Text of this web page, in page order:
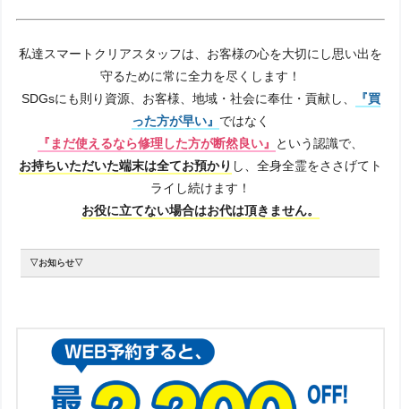
私達スマートクリアスタッフは、お客様の心を大切にし思い出を
守るために常に全力を尽くします！
SDGsにも則り資源、お客様、地域・社会に奉仕・貢献し、
『買
った方が早い』 ではなく
『まだ使えるなら修理した方が断然良い』
という認識で、
お持ちいただいた端末は全てお預かり し、全身全霊をささげてト
ライし続けます！
お役に立てない場合はお代は頂きません。
▽お知らせ▽